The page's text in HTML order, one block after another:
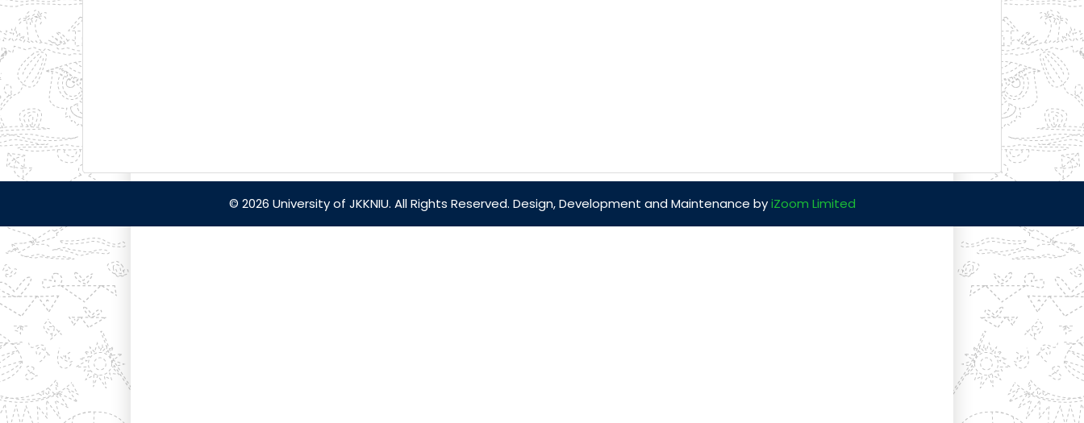
© 2026 University of JKKNIU. All Rights Reserved. Design, Development and Maintenance byiZoom Limited